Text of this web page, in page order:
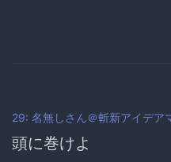
29: 名無しさん＠斬新アイデア
頭に巻けよ